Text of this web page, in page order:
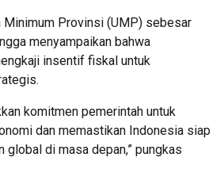
Minimum Provinsi (UMP) sebesar
menyampaikan bahwa
insentif fiskal untuk
komitmen pemerintah untuk
dan memastikan Indonesia siap
global di masa depan,” pungkas